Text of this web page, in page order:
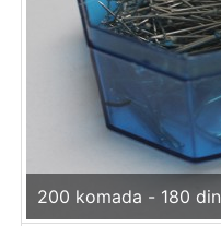
200 komada - 180 din